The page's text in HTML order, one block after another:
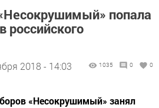
попала
российского
2018 - 14:03 1035 0 0
«Несокрушимый» занял